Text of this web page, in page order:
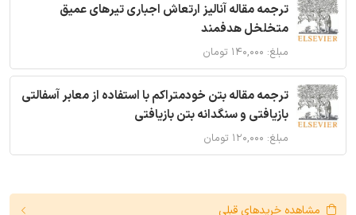
ترجمه مقاله آنالیز ارتعاش اجباری تیرهای عمیق
متخلخل هدفمند
مبلغ: ۱۴۰,۰۰۰ تومان
ترجمه مقاله بتن خودمتراکم با استفاده از معابر آسفالتی
بازیافتی و سنگدانه بتن بازیافتی
مبلغ: ۱۲۰,۰۰۰ تومان
مشاهده خریدهای قبلی